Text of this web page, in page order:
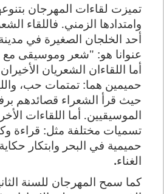
تميزت لقاءات المهرجان
وامتدادها الزمني. فاللقاء
أحد الخلجان الصغيرة في
عنوانا هو: "شعر وموسيقى
أما اللقاءان الشعريان
حميمين هما: تمتمات حب،
حيث قرأ الشعراء قصائدهم
الموسيقيين. أما اللقاءات
تسميات مختلفة مثل: قراءة
حميمية في البحر وابتكار
الغناء.
كما سمح المهرجان للسنة